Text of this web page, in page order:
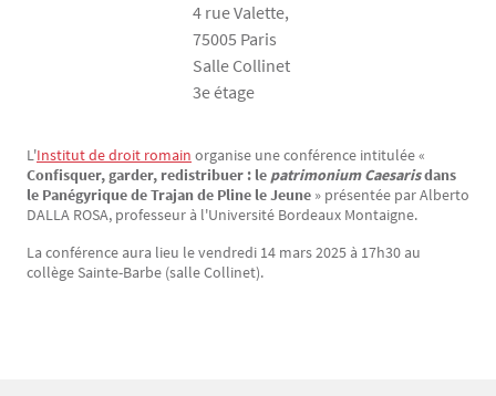
4 rue Valette,
75005 Paris
Salle Collinet
3e étage
Texte
L'Institut de droit romain organise une conférence intitulée «
Confisquer, garder, redistribuer : le patrimonium Caesarisdans
le Panégyrique de Trajan de Pline le Jeune » présentée par Alberto
DALLA ROSA, professeur à l'Université Bordeaux Montaigne.
La conférence aura lieu le vendredi 14 mars 2025 à 17h30 au
collège Sainte-Barbe (salle Collinet).